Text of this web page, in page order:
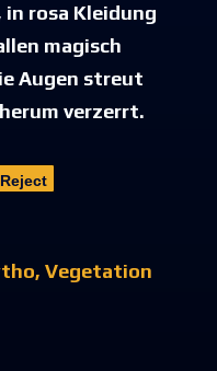
in rosa Kleidung
magisch
Augen streut
verzerrt.
Reject
Vegetation